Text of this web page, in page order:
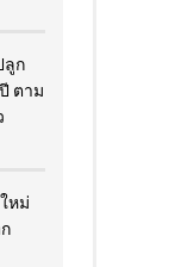
ลูก
ตาม
หม่